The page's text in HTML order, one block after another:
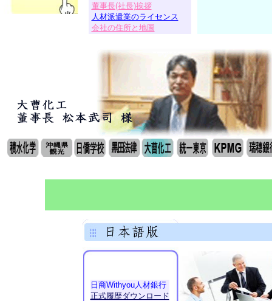
董事長(社長)挨拶
人材派遣業のライセンス
会社の住所と 地圖
日商Withyou人材銀行
正式履歴ダウンロード